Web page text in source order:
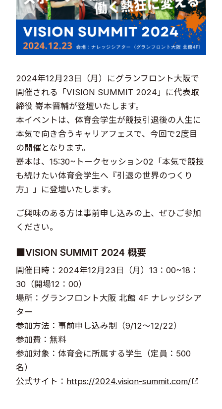
2024年12月23日（月）にグランフロント大阪で
開催される「VISION SUMMIT 2024」に代表取
締役 嵜本晋輔が登壇いたします。
本イベントは、体育会学生が競技引退後の人生に
本気で向き合うキャリアフェスで、今回で2度目
の開催となります。
嵜本は、15:30~トークセッション02「本気で競技
も続けたい体育会学生へ『引退の世界のつくり
方』」に登壇いたします。
ご興味のある方は事前申し込みの上、ぜひご参加
ください。
■VISION SUMMIT 2024 概要
開催日時：2024年12月23日（月）13：00~18：
30（開場12：00）
場所：グランフロント大阪 北館 4F ナレッジシア
ター
参加方法：事前申し込み制（9/12〜12/22）
参加費：無料
参加対象：体育会に所属する学生（定員：500
名）
公式サイト： https://2024.vision-summit.com/